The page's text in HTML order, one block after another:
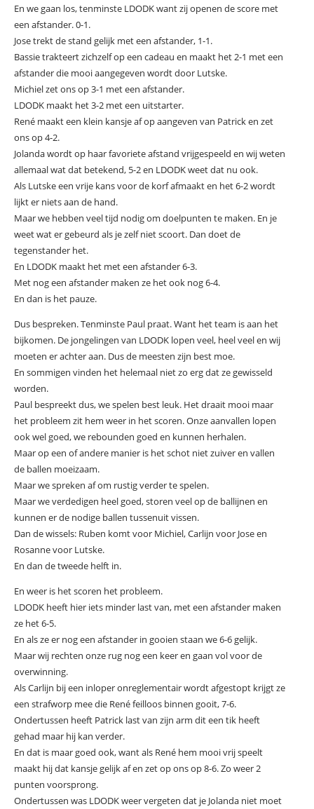
En we gaan los, tenminste LDODK want zij openen de score met
een afstander. 0-1.
Jose trekt de stand gelijk met een afstander, 1-1.
Bassie trakteert zichzelf op een cadeau en maakt het 2-1 met een
afstander die mooi aangegeven wordt door Lutske.
Michiel zet ons op 3-1 met een afstander.
LDODK maakt het 3-2 met een uitstarter.
René maakt een klein kansje af op aangeven van Patrick en zet
ons op 4-2.
Jolanda wordt op haar favoriete afstand vrijgespeeld en wij weten
allemaal wat dat betekend, 5-2 en LDODK weet dat nu ook.
Als Lutske een vrije kans voor de korf afmaakt en het 6-2 wordt
lijkt er niets aan de hand.
Maar we hebben veel tijd nodig om doelpunten te maken. En je
weet wat er gebeurd als je zelf niet scoort. Dan doet de
tegenstander het.
En LDODK maakt het met een afstander 6-3.
Met nog een afstander maken ze het ook nog 6-4.
En dan is het pauze.
Dus bespreken. Tenminste Paul praat. Want het team is aan het
bijkomen. De jongelingen van LDODK lopen veel, heel veel en wij
moeten er achter aan. Dus de meesten zijn best moe.
En sommigen vinden het helemaal niet zo erg dat ze gewisseld
worden.
Paul bespreekt dus, we spelen best leuk. Het draait mooi maar
het probleem zit hem weer in het scoren. Onze aanvallen lopen
ook wel goed, we rebounden goed en kunnen herhalen.
Maar op een of andere manier is het schot niet zuiver en vallen
de ballen moeizaam.
Maar we spreken af om rustig verder te spelen.
Maar we verdedigen heel goed, storen veel op de ballijnen en
kunnen er de nodige ballen tussenuit vissen.
Dan de wissels: Ruben komt voor Michiel, Carlijn voor Jose en
Rosanne voor Lutske.
En dan de tweede helft in.
En weer is het scoren het probleem.
LDODK heeft hier iets minder last van, met een afstander maken
ze het 6-5.
En als ze er nog een afstander in gooien staan we 6-6 gelijk.
Maar wij rechten onze rug nog een keer en gaan vol voor de
overwinning.
Als Carlijn bij een inloper onreglementair wordt afgestopt krijgt ze
een strafworp mee die René feilloos binnen gooit, 7-6.
Ondertussen heeft Patrick last van zijn arm dit een tik heeft
gehad maar hij kan verder.
En dat is maar goed ook, want als René hem mooi vrij speelt
maakt hij dat kansje gelijk af en zet op ons op 8-6. Zo weer 2
punten voorsprong.
Ondertussen was LDODK weer vergeten dat je Jolanda niet moet